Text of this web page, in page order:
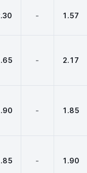
- 1.57
- 2.17
- 1.85
- 1.90